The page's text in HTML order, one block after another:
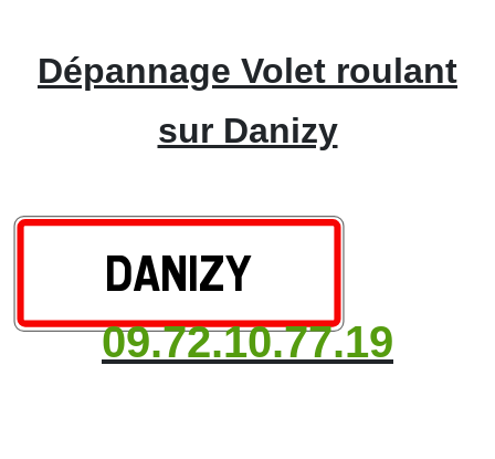
Dépannage Volet roulant
sur Danizy
09.72.10.77.19